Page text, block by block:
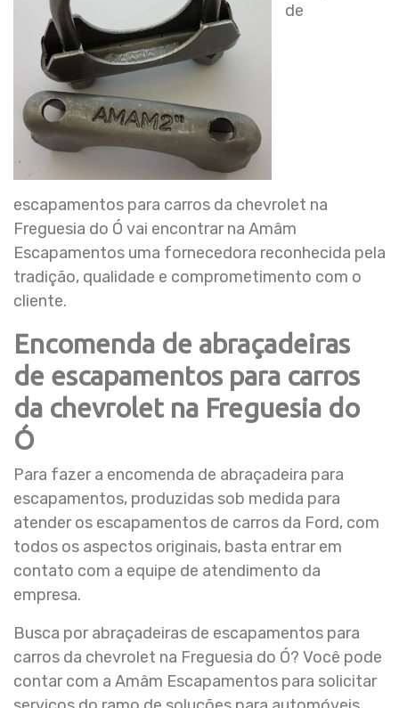
de
escapamentos para carros da chevrolet na
Freguesia do Ó vai encontrar na Amâm
Escapamentos uma fornecedora reconhecida pela
tradição, qualidade e comprometimento com o
cliente.
Encomenda de abraçadeiras
de escapamentos para carros
da chevrolet na Freguesia do
Ó
Para fazer a encomenda de abraçadeira para
escapamentos, produzidas sob medida para
atender os escapamentos de carros da Ford, com
todos os aspectos originais, basta entrar em
contato com a equipe de atendimento da
empresa.
Busca por abraçadeiras de escapamentos para
carros da chevrolet na Freguesia do Ó? Você pode
contar com a Amâm Escapamentos para solicitar